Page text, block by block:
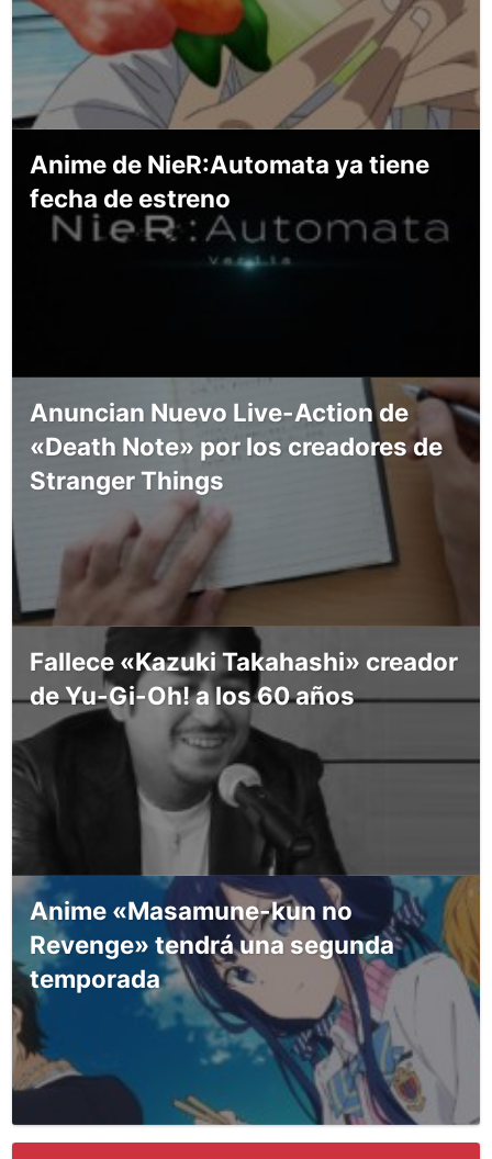
Anime de NieR:Automata ya tiene
fecha de estreno
Anuncian Nuevo Live-Action de
«Death Note» por los creadores de
Stranger Things
Fallece «Kazuki Takahashi» creador
de Yu-Gi-Oh! a los 60 años
Anime «Masamune-kun no
Revenge» tendrá una segunda
temporada